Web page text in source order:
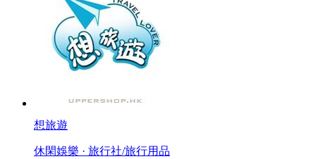
想旅遊
休閑娛樂 · 旅行社/旅行用品